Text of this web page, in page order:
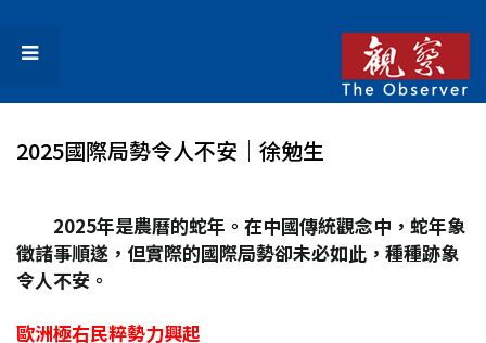
2025國際局勢令人不安│徐勉生
2025年是農曆的蛇年。在中國傳統觀念中，蛇年象
徵諸事順遂，但實際的國際局勢卻未必如此，種種跡象
令人不安。
歐洲極右民粹勢力興起